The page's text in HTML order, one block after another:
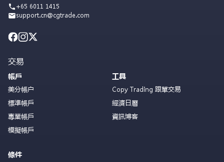
+65 6011 1415
support.cn@cgtrade.com
交易
帳戶
美分帳户
標準帳戶
專業帳戶
模擬帳戶
條件
工具
Copy Trading 跟單交易
經濟日曆
資訊博客